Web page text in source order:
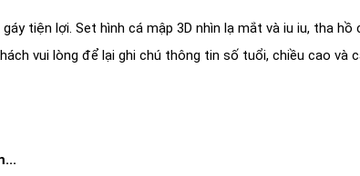
tiện lợi. Set hình cá mập 3D nhìn lạ mắt và iu iu, tha hồ
vui lòng để lại ghi chú thông tin số tuổi, chiều cao và